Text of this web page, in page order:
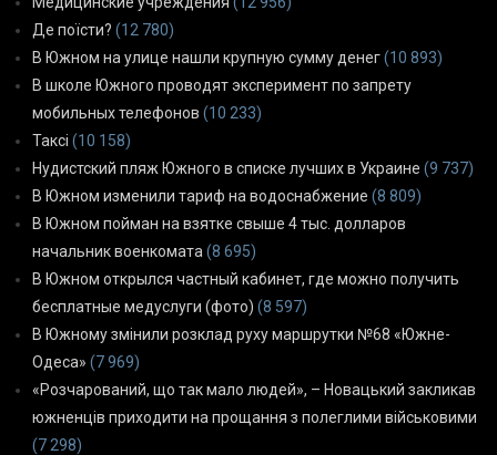
Де поїсти? (12 780)
В Южном на улице нашли крупную сумму денег(10 893)
В школе Южного проводят эксперимент по запрету
мобильных телефонов (10 233)
Таксі (10 158)
Нудистский пляж Южного в списке лучших в Украине (9 737)
В Южном изменили тариф на водоснабжение (8 809)
В Южном пойман на взятке свыше 4 тыс. долларов
начальник военкомата (8 695)
В Южном открылся частный кабинет, где можно получить
бесплатные медуслуги (фото) (8 597)
В Южному змінили розклад руху маршрутки №68 «Южне-
Одеса» (7 969)
«Розчарований, що так мало людей», – Новацький закликав
южненців приходити на прощання з полеглими військовими
(7 298)